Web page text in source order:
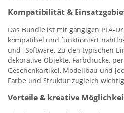
Kompatibilität &
Das Bundle ist mit gängigen PLA-
kompatibel und funktioniert
und -Software. Zu den typischen
dekorative Objekte, Farbdrucke,
Geschenkartikel, Modellbau und
Farbe und Struktur zugleich
Vorteile & kreative